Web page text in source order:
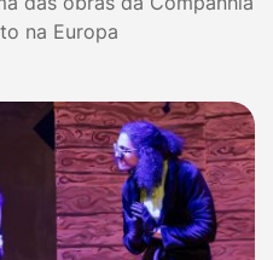
na Europa